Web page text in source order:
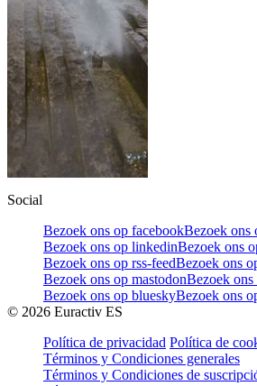
Social
Bezoek ons op facebookBezoek ons
Bezoek ons op linkedinBezoek ons
Bezoek ons op rss-feedBezoek ons
Bezoek ons op mastodonBezoek ons
Bezoek ons op blueskyBezoek ons
© 2026 Euractiv ES
Política de privacidad Política de
Términos y Condiciones generales
Términos y Condiciones de